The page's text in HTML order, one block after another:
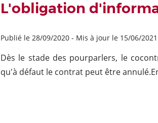
L'obligation
Publié le 28/09/2020- Mis à jour le 15/06/2021
Dès le stade des pourparlers, le
qu'à défaut le contrat peut être